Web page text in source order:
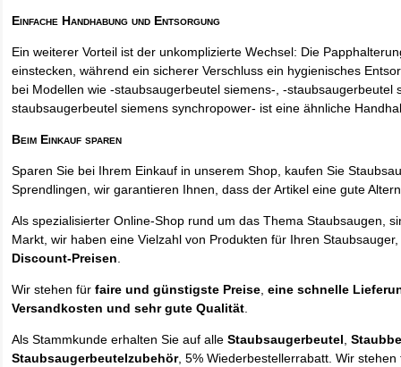
Einfache Handhabung und Entsorgung
Ein weiterer Vorteil ist der unkomplizierte Wechsel: Die
einstecken, während ein sicherer Verschluss ein hygienisches
bei Modellen wie -staubsaugerbeutel siemens-, -staubsaugerbeutel
staubsaugerbeutel siemens synchropower- ist eine ähnliche
Beim Einkauf sparen
Sparen Sie bei Ihrem Einkauf in unserem Shop, kaufen Sie
Sprendlingen, wir garantieren Ihnen, dass der Artikel eine gute
Als spezialisierter Online-Shop rund um das Thema Staubsaugen,
Markt, wir haben eine Vielzahl von Produkten für Ihren
Discount-Preisen.
Wir stehen fürfaire und günstigste Preise,eine schnelle
Versandkosten und sehr gute Qualität.
Als Stammkunde erhalten Sie auf alleStaubsaugerbeutel,
Staubsaugerbeutelzubehör, 5% Wiederbestellerrabatt. Wir